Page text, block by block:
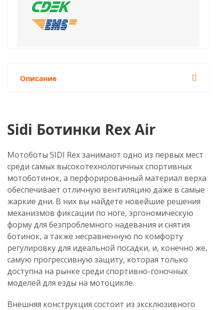
Описание
Sidi Ботинки Rex Air
Мотоботы SIDI Rex занимают одно из первых мест
среди самых высокотехнологичных спортивных
мотоботинок, а перфорированный материал верха
обеспечивает отличную вентиляцию даже в самые
жаркие дни. В них вы найдете новейшие решения
механизмов фиксации по ноге, эргономическую
форму для безпроблемного надевания и снятия
ботинок, а также несравненную по комфорту
регулировку для идеальной посадки, и, конечно же,
самую прогрессивную защиту, которая только
доступна на рынке среди спортивно-гоночных
моделей для езды на мотоцикле.
Внешняя конструкция состоит из эксклюзивного